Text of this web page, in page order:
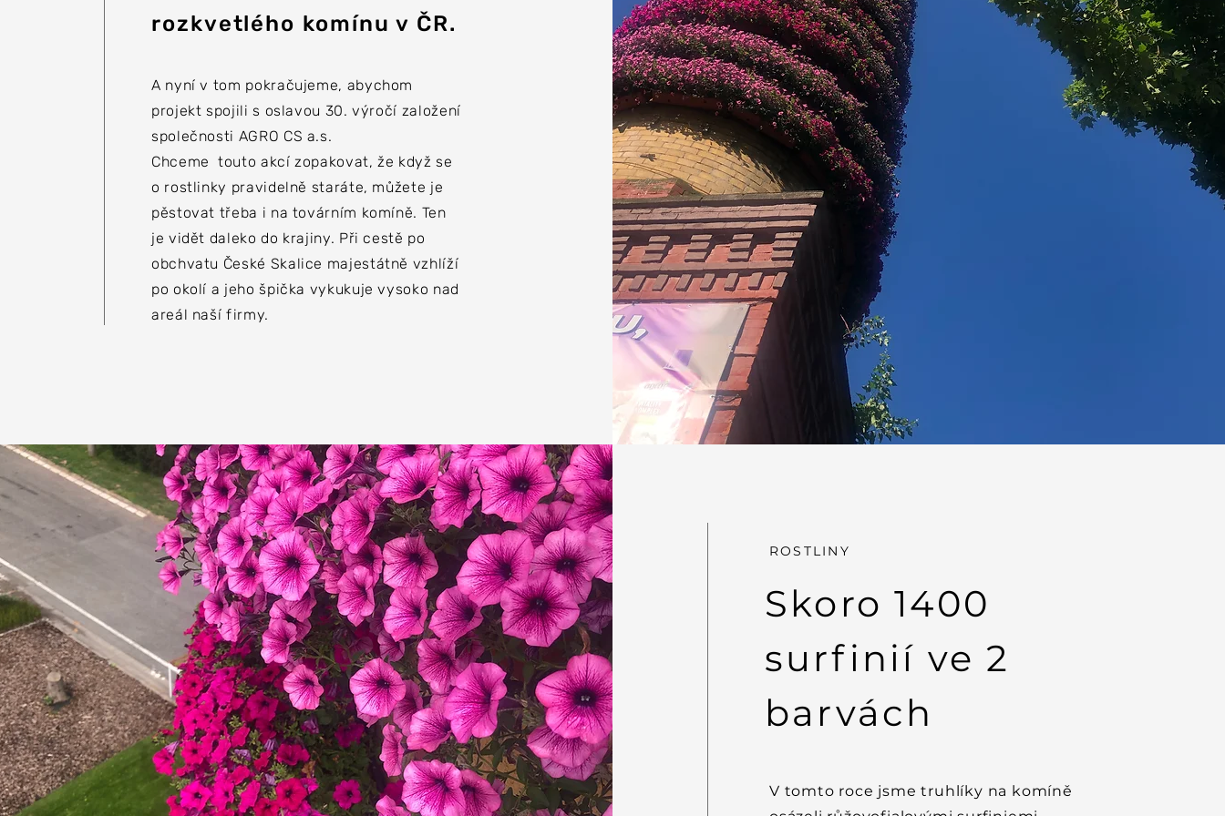
rozkvetlého komínu v ČR.
A nyní v tom pokračujeme, abychom
projekt spojili s oslavou 30. výročí založení
společnosti AGRO CS a.s.
Chceme touto akcí zopakovat, že když se
o rostlinky pravidelně staráte, můžete je
pěstovat třeba i na továrním komíně. Ten
je vidět daleko do krajiny. Při cestě po
obchvatu České Skalice majestátně vzhlíží
po okolí a jeho špička vykukuje vysoko nad
areál naší firmy.
ROSTLINY
Skoro 1400
surfinií ve 2
barvách
V tomto roce jsme truhlíky na komíně